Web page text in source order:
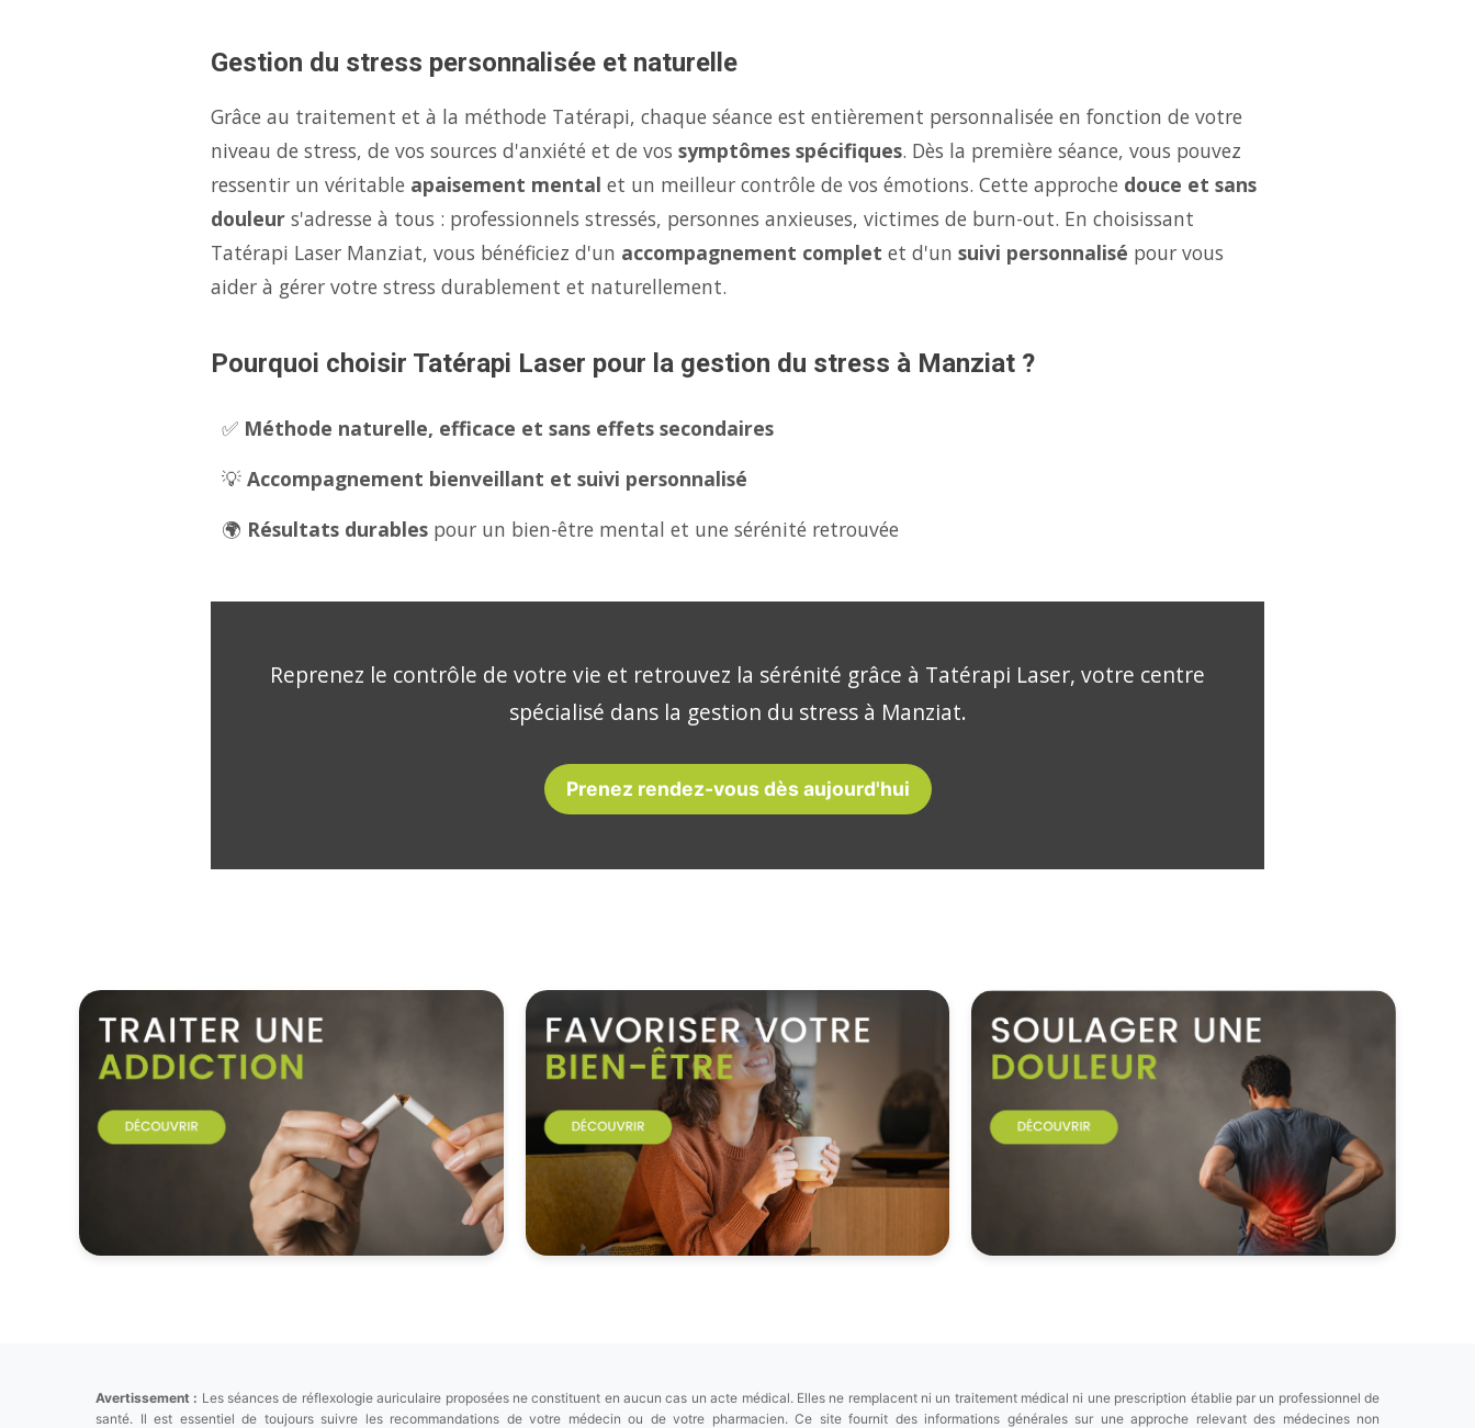
Gestion du stress personnalisée et naturelle
Grâce au traitement et à la méthode Tatérapi, chaque séance est entièrement personnalisée en fonction de votre
niveau de stress, de vos sources d'anxiété et de vos symptômes spécifiques. Dès la première séance, vous pouvez
ressentir un véritable apaisement mental et un meilleur contrôle de vos émotions. Cette approche douce et sans
douleur s'adresse à tous : professionnels stressés, personnes anxieuses, victimes de burn-out. En choisissant
Tatérapi Laser Manziat, vous bénéficiez d'un accompagnement complet et d'un suivi personnalisé pour vous
aider à gérer votre stress durablement et naturellement.
Pourquoi choisir Tatérapi Laser pour la gestion du stress à Manziat ?
✅ Méthode naturelle, efficace et sans effets secondaires
💡 Accompagnement bienveillant et suivi personnalisé
🌍 Résultats durables pour un bien-être mental et une sérénité retrouvée
Reprenez le contrôle de votre vie et retrouvez la sérénité grâce à Tatérapi Laser, votre centre
spécialisé dans la gestion du stress à Manziat.
Prenez rendez-vous dès aujourd'hui
Avertissement : Les séances de réflexologie auriculaire proposées ne constituent en aucun cas un acte médical. Elles ne remplacent ni un traitement médical ni une prescription établie par un professionnel de
santé. Il est essentiel de toujours suivre les recommandations de votre médecin ou de votre pharmacien. Ce site fournit des informations générales sur une approche relevant des médecines non